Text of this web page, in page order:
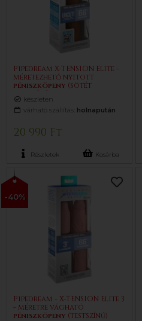
Pipedream X-TENSION Elite -
méretezhető nyitott
péniszköpeny (sötét
testszínű)
készleten
várható szállítás: holnapután
20 990 Ft
Részletek Kosárba
-40%
Pipedream - X-TENSION Elite 3
- méretre vágható
péniszköpeny (testszínű)